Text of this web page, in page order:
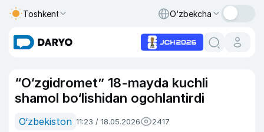
Toshkent O‘zbekcha
“O‘zgidromet” 18-mayda kuchli
shamol bo‘lishidan ogohlantirdi
O‘zbekiston 11:23 / 18.05.2026 2417